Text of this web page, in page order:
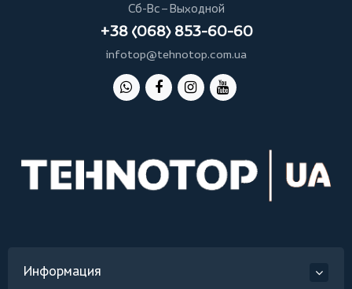
Сб-Вс – Выходной
+38 (068) 853-60-60
infotop@tehnotop.com.ua
Информация